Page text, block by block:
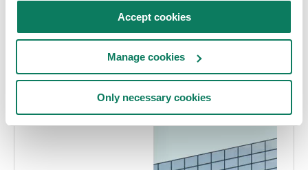
Accept cookies
Manage cookies
Only necessary cookies